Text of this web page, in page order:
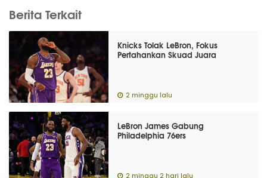
Berita Terkait
Knicks Tolak LeBron, Fokus
Pertahankan Skuad Juara
2 minggu lalu
LeBron James Gabung
Philadelphia 76ers
2 minggu 2 hari lalu